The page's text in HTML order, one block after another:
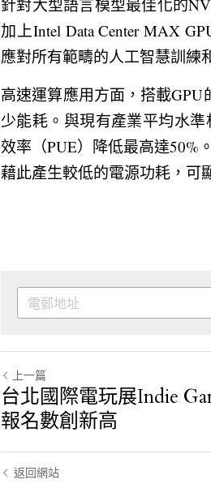
針對大型語言模型最佳化的
加上Intel Data Center MAX
應對所有範疇的人工智慧訓練
高速運算應用方面，搭載GPU
少能耗。與現有產業平均水
效率（PUE）降低最高達50%
藉此產生較低的電源功耗，可
上一篇
台北國際電玩展Indie
報名數創新高
返回網站